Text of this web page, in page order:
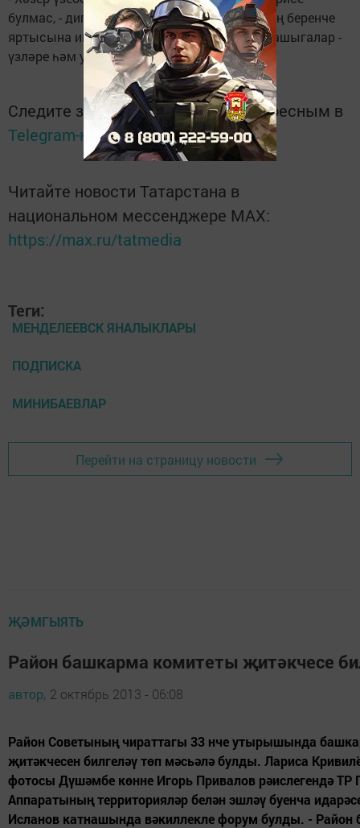
булмас, - дип елмаялар алар һәм 2014 елның беренче
яртысына ике подписка рәсмиләштерергә ашыгалар -
үзләре һәм улларының гаиләсе өчен..
Следите за самым важным и интересным в
Telegram-канале Татмедиа
Читайте новости Татарстана в
национальном мессенджере MАХ:
https://max.ru/tatmedia
Теги:
МЕНДЕЛЕЕВСК ЯНАЛЫКЛАРЫ
ПОДПИСКА
МИНИБАЕВЛАР
Перейти на страницу новости
ҖӘМГЫЯТЬ
Район башкарма комитеты җитәкчесе
автор, 2 октябрь 2013 - 06:08
Район Советының чираттагы 33 нче утырышында
җитәкчесен билгеләү төп мәсьәлә булды. Лариса
фотосы Дүшәмбе көнне Игорь Привалов рәислегендә ТР
Аппаратының территорияләр белән эшләү буенча
Исланов катнашында вәкиллекле форум булды. -